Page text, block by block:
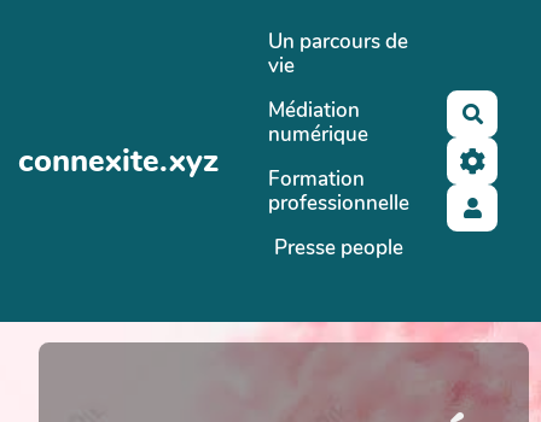
connexite.xyz
Un parcours de
vie
Médiation
numérique
Formation
professionnelle
Presse people